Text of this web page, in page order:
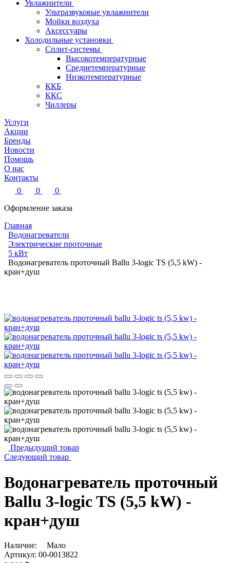
Увлажнители
Ультразвуковые увлажнители
Мойки воздуха
Аксессуары
Холодильные установки
Сплит-системы
Высокотемпературные
Среднетемпературные
Низкотемпературные
ККБ
ККС
Чиллеры
Услуги
Акции
Бренды
Новости
Помощь
О нас
Контакты
0
0
0
Оформление заказа
Главная
Водонагреватели
Электрические проточные
5 кВт
Водонагреватель проточный Ballu 3-logic TS (5,5 kW) -
кран+душ
Предыдущий товар
Следующий товар
Водонагреватель проточный
Ballu 3-logic TS (5,5 kW) -
кран+душ
Наличие:
Мало
Артикул: 00-0013822